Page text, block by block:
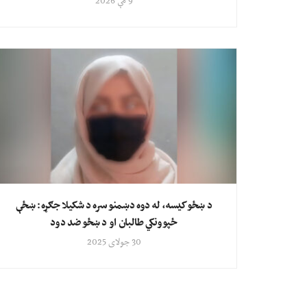
د ښځو کیسه، له دوه دښمنو سره د شکیلا جګړه: ښځې
ځپوونکي طالبان او د ښځو ضد دود
30 جولای 2025